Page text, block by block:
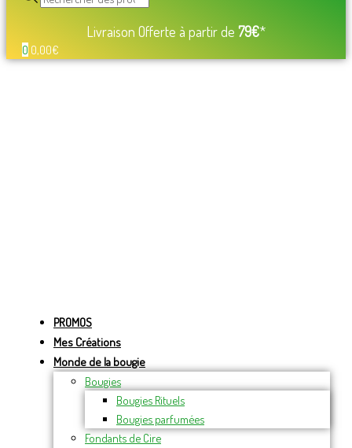
Livraison Offerte à partir de 79€*
0 0,00€
PROMOS
Mes Créations
Monde de la bougie
Bougies
Bougies Rituels
Bougies parfumées
Fondants de Cire